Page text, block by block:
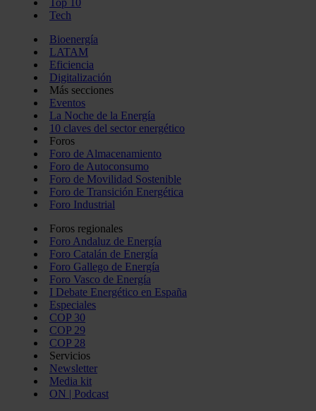
Top 10
Tech
Bioenergía
LATAM
Eficiencia
Digitalización
Más secciones
Eventos
La Noche de la Energía
10 claves del sector energético
Foros
Foro de Almacenamiento
Foro de Autoconsumo
Foro de Movilidad Sostenible
Foro de Transición Energética
Foro Industrial
Foros regionales
Foro Andaluz de Energía
Foro Catalán de Energía
Foro Gallego de Energía
Foro Vasco de Energía
I Debate Energético en España
Especiales
COP 30
COP 29
COP 28
Servicios
Newsletter
Media kit
ON | Podcast